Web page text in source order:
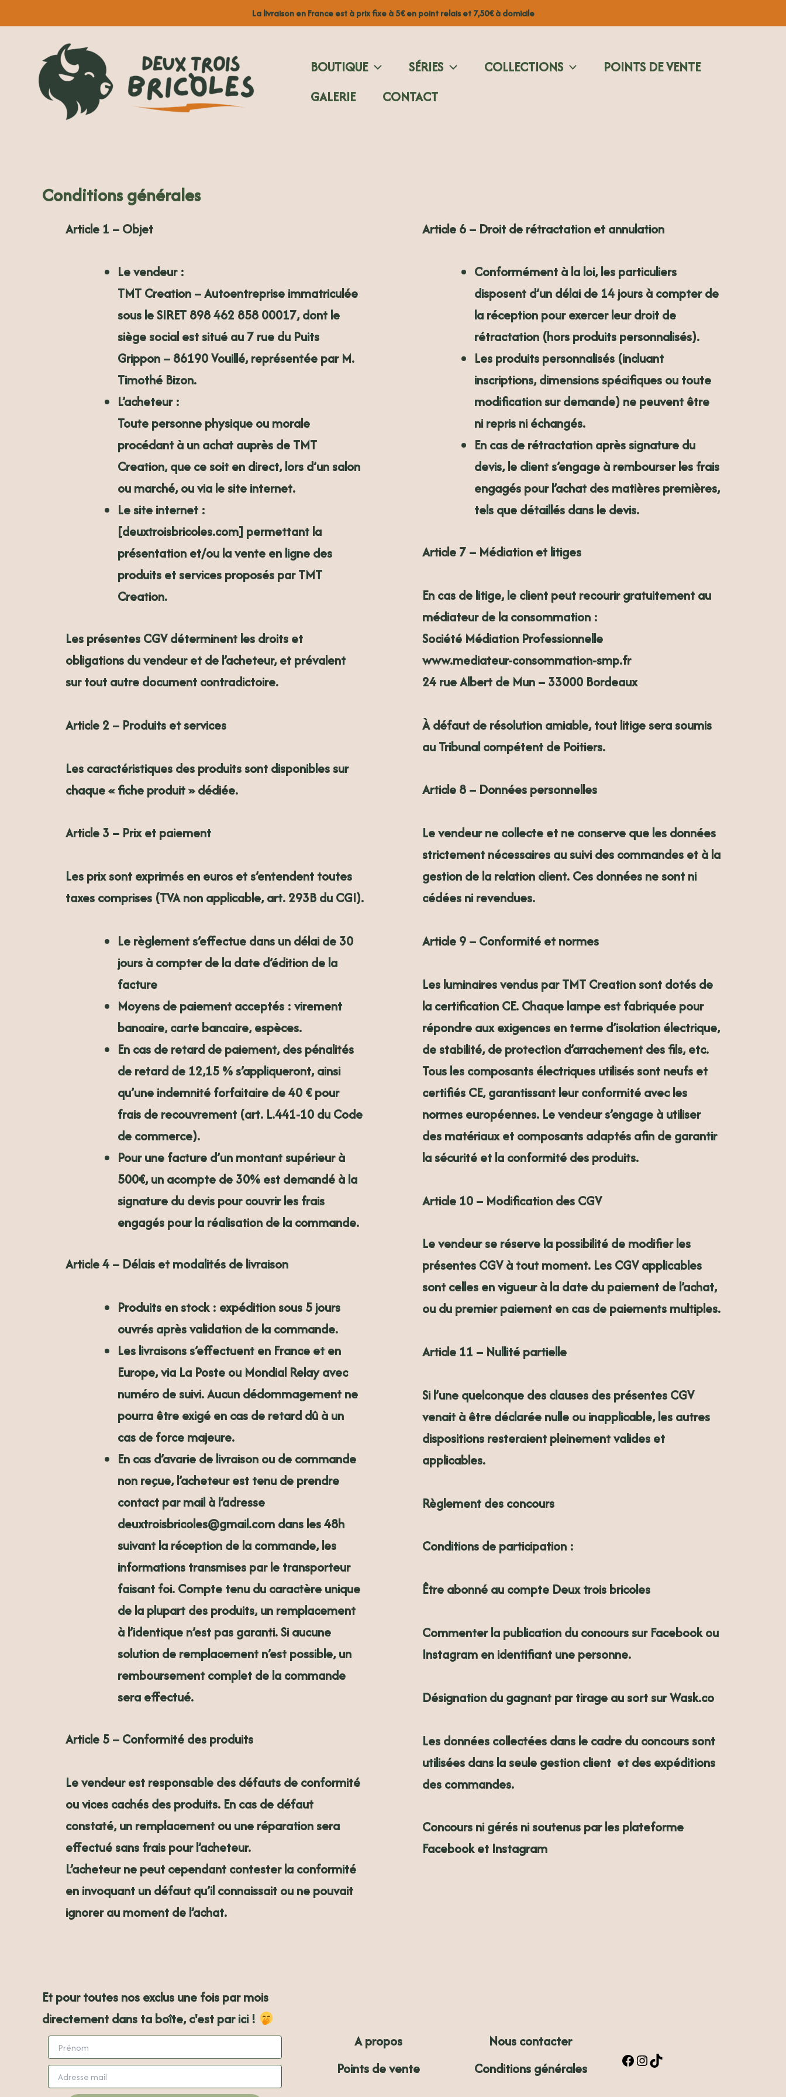
au
La livraison en France est à prix fixe à 5€ en point relais et 7,50€ à domicile
BOUTIQUE SÉRIES COLLECTIONS
POINTS DE VENTE
GALERIE
CONTACT
Conditions générales
Article 1 – Objet
Le vendeur:
TMT Creation– Autoentreprise immatriculée
sous le SIRET 898 462 858 00017, dont le
siège social est situé au 7 rue du Puits
Grippon – 86190 Vouillé, représentée par M.
Timothé Bizon.
L’acheteur:
Toute personne physique ou morale
procédant à un achat auprès de TMT
Creation, que ce soit en direct, lors d’un salon
ou marché, ou via le site internet.
Le site internet :
[deuxtroisbricoles.com] permettant la
présentation et/ou la vente en ligne des
produits et services proposés par TMT
Creation.
Les présentes CGV déterminent les droits et
obligations du vendeur et de l’acheteur, et prévalent
sur tout autre document contradictoire.
Article 2 – Produits et services
Les caractéristiques des produits sont disponibles sur
chaque « fiche produit » dédiée.
Article 3 – Prix et paiement
Les prix sont exprimés en euros et s’entendent toutes
taxes comprises (TVA non applicable, art. 293B du CGI).
Le règlement s’effectuedans un délai de 30
jours à compter de la date d’édition de la
facture
Moyens de paiement acceptés : virement
bancaire, carte bancaire, espèces.
En cas de retard de paiement, des pénalités
de retard de 12,15 %s’appliqueront, ainsi
qu’une indemnité forfaitaire de40 €pour
frais de recouvrement (art. L.441-10 du Code
de commerce).
Pour une facture d’un montant supérieur à
500€, un acompte de30%est demandé à la
signature du devis pour couvrir les frais
engagés pour la réalisation de la commande.
Article 4 – Délais et modalités de livraison
Produits en stock : expédition sous5 jours
ouvrésaprès validation de la commande.
Les livraisons s’effectuent en France et en
Europe, via La Poste ou Mondial Relay avec
numéro de suivi. Aucun dédommagement ne
pourra être exigé en cas de retard dû à un
cas de force majeure.
En cas d’avarie de livraison ou de commande
non reçue, l’acheteur est tenu de prendre
contact par mail à l’adresse
deuxtroisbricoles@gmail.comdans les48h
suivant la réception de la commande, les
informations transmises par le transporteur
faisant foi.Compte tenu du caractère unique
de la plupart des produits, un remplacement
à l’identique n’est pas garanti. Si aucune
solution de remplacement n’est possible, un
remboursement complet de la commande
sera effectué.
Article 5 – Conformité des produits
Le vendeur est responsable des défauts de conformité
ou vices cachés des produits. En cas de défaut
constaté, un remplacement ou une réparation sera
effectué sans frais pour l’acheteur.
L’acheteur ne peut cependant contester la conformité
en invoquant un défaut qu’il connaissait ou ne pouvait
ignorer au moment de l’achat.
Article 6 – Droit de rétractation et annulation
Conformément à la loi, les particuliers
disposent d’un délai de 14 joursà compter de
la réception pour exercer leur droit de
rétractation (hors produits personnalisés).
Les produits personnalisés (incluant
inscriptions, dimensions spécifiques ou toute
modification sur demande) ne peuvent être
ni repris ni échangés.
En cas de rétractation après signature du
devis, le client s’engage à rembourser lesfrais
engagés pour l’achat des matières premières,
tels que détaillés dans le devis.
Article 7 – Médiation et litiges
En cas de litige, le client peut recourir gratuitement au
médiateur de la consommation :
Société Médiation Professionnelle
www.mediateur-consommation-smp.fr
24 rue Albert de Mun – 33000 Bordeaux
À défaut de résolution amiable, tout litige sera soumis
auTribunal compétent de Poitiers.
Article 8 – Données personnelles
Le vendeur ne collecte et ne conserve que les données
strictement nécessaires au suivi des commandes et à la
gestion de la relation client. Ces données ne sont ni
cédées ni revendues.
Article 9 – Conformité et normes
Les luminaires vendus par TMT Creation sont dotés de
la certification CE. Chaque lampe est fabriquée pour
répondre aux exigences en terme d’isolation électrique,
de stabilité, de protection d’arrachement des fils, etc.
Tous les composants électriques utilisés sont neufs et
certifiés CE, garantissant leur conformité avec les
normes européennes. Le vendeur s’engage à utiliser
des matériaux et composants adaptés afin de garantir
la sécurité et la conformité des produits.
Article 10 – Modification des CGV
Le vendeur se réserve la possibilité de modifier les
présentes CGV à tout moment. Les CGV applicables
sont celles en vigueur à la date du paiement de l’achat,
ou du premier paiement en cas de paiements multiples.
Article 11 – Nullité partielle
Si l’une quelconque des clauses des présentes CGV
venait à être déclarée nulle ou inapplicable, les autres
dispositions resteraient pleinement valides et
applicables.
Règlement des concours
Conditions de participation :
Être abonné au compte Deux trois bricoles
Commenter la publication du concours sur Facebook ou
Instagram en identifiant une personne.
Désignation du gagnant par tirage au sort surWask.co
Les données collectées dans le cadre du concours sont
utilisées dans la seule gestion client et des expéditions
des commandes.
Concours ni gérés ni soutenus par les plateforme
Facebook et Instagram
Et pour toutes nos exclus une fois par mois
directement dans ta boîte, c'est par ici !
A propos
Points de vente
Nous contacter
Conditions générales